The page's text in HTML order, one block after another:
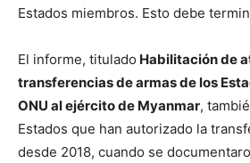
Estados miembros. Esto debe
El informe, titulado Habilitación de
transferencias de armas de los
ONU al ejército de Myanmar,
Estados que han autorizado la
desde 2018, cuando se